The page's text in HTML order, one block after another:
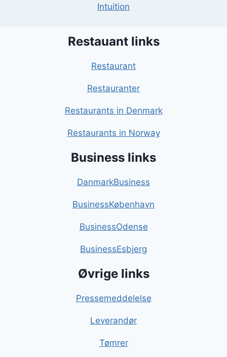
Intuition
Restauant links
Restaurant
Restauranter
Restaurants in Denmark
Restaurants in Norway
Business links
DanmarkBusiness
BusinessKøbenhavn
BusinessOdense
BusinessEsbjerg
Øvrige links
Pressemeddelelse
Leverandør
Tømrer